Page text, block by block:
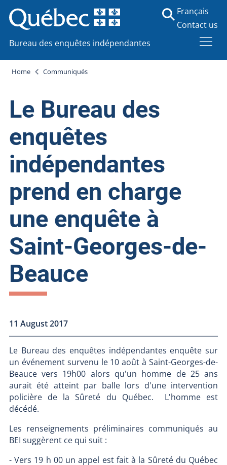
Bureau des enquêtes indépendantes
Français
Contact us
Home Communiqués
Le Bureau des
enquêtes
indépendantes
prend en charge
une enquête à
Saint-Georges-de-
Beauce
11 August 2017
Le Bureau des enquêtes indépendantes enquête sur
un événement survenu le 10 août à Saint-Georges-de-
Beauce vers 19h00 alors qu'un homme de 25 ans
aurait été atteint par balle lors d'une intervention
policière de la Sûreté du Québec. L'homme est
décédé.
Les renseignements préliminaires communiqués au
BEI suggèrent ce qui suit :
- Vers 19 h 00 un appel est fait à la Sûreté du Québec